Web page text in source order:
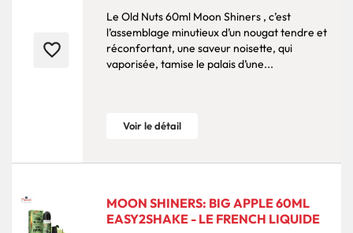
favorite_border
Le Old Nuts 60ml Moon Shiners , c’est
l’assemblage minutieux d’un nougat tendre et
réconfortant, une saveur noisette, qui
vaporisée, tamise le palais d’une...
Voir le détail
MOON SHINERS: BIG APPLE 60ML
EASY2SHAKE - LE FRENCH LIQUIDE